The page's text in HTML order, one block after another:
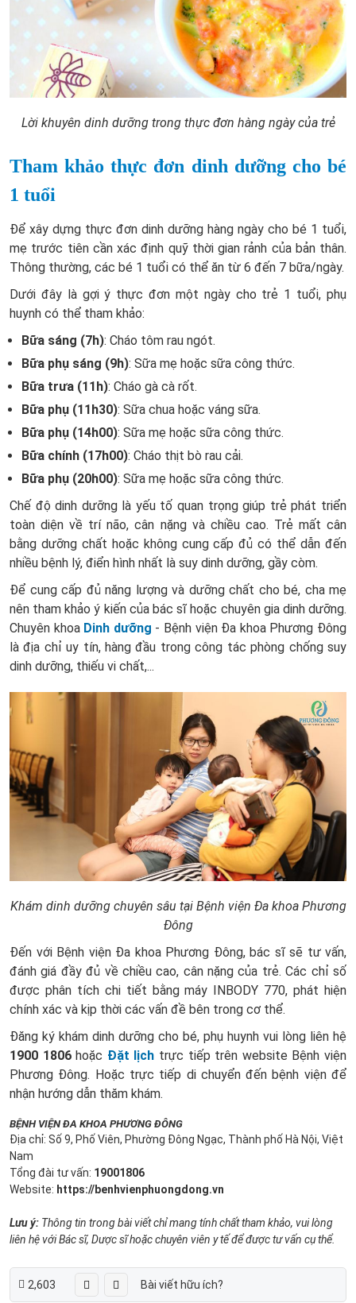
Lời khuyên dinh dưỡng trong thực đơn hàng ngày của trẻ
Tham khảo thực đơn dinh dưỡng cho bé
1 tuổi
Để xây dựng thực đơn dinh dưỡng hàng ngày cho bé 1 tuổi,
mẹ trước tiên cần xác định quỹ thời gian rảnh của bản thân.
Thông thường, các bé 1 tuổi có thể ăn từ 6 đến 7 bữa/ngày.
Dưới đây là gợi ý thực đơn một ngày cho trẻ 1 tuổi, phụ
huynh có thể tham khảo:
Bữa sáng (7h): Cháo tôm rau ngót.
Bữa phụ sáng (9h): Sữa mẹ hoặc sữa công thức.
Bữa trưa (11h): Cháo gà cà rốt.
Bữa phụ (11h30): Sữa chua hoặc váng sữa.
Bữa phụ (14h00): Sữa mẹ hoặc sữa công thức.
Bữa chính (17h00): Cháo thịt bò rau cải.
Bữa phụ (20h00): Sữa mẹ hoặc sữa công thức.
Chế độ dinh dưỡng là yếu tố quan trọng giúp trẻ phát triển
toàn diện về trí não, cân nặng và chiều cao. Trẻ mất cân
bằng dưỡng chất hoặc không cung cấp đủ có thể dẫn đến
nhiều bệnh lý, điển hình nhất là suy dinh dưỡng, gầy còm.
Để cung cấp đủ năng lượng và dưỡng chất cho bé, cha mẹ
nên tham khảo ý kiến của bác sĩ hoặc chuyên gia dinh dưỡng.
Chuyên khoa Dinh dưỡng - Bệnh viện Đa khoa Phương Đông
là địa chỉ uy tín, hàng đầu trong công tác phòng chống suy
dinh dưỡng, thiếu vi chất,...
Khám dinh dưỡng chuyên sâu tại Bệnh viện Đa khoa Phương
Đông
Đến với Bệnh viện Đa khoa Phương Đông, bác sĩ sẽ tư vấn,
đánh giá đầy đủ về chiều cao, cân nặng của trẻ. Các chỉ số
được phân tích chi tiết bằng máy INBODY 770, phát hiện
chính xác và kịp thời các vấn đề bên trong cơ thể.
Đăng ký khám dinh dưỡng cho bé, phụ huynh vui lòng liên hệ
1900 1806hoặc Đặt lịch trực tiếp trên website Bệnh viện
Phương Đông. Hoặc trực tiếp di chuyển đến bệnh viện để
nhận hướng dẫn thăm khám.
BỆNH VIỆN ĐA KHOA PHƯƠNG ĐÔNG
Địa chỉ: Số 9, Phố Viên, Phường Đông Ngạc, Thành phố Hà Nội, Việt
Nam
Tổng đài tư vấn: 19001806
Website: https://benhvienphuongdong.vn
Lưu ý: Thông tin trong bài viết chỉ mang tính chất tham khảo, vui lòng
liên hệ với Bác sĩ, Dược sĩ hoặc chuyên viên y tế để được tư vấn cụ thể.
2,603 Bài viết hữu ích?